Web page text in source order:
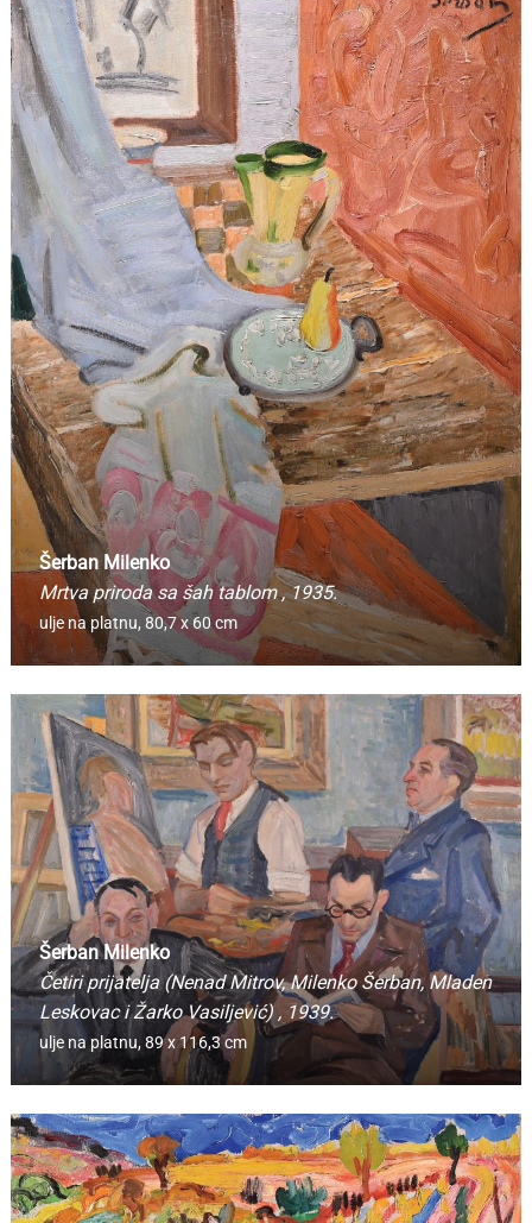
Šerban Milenko
Mrtva priroda sa šah tablom, 1935.
ulje na platnu, 80,7 x 60 cm
Šerban Milenko
Četiri prijatelja (Nenad Mitrov, Milenko Šerban, Mladen
Leskovac i Žarko Vasiljević), 1939.
ulje na platnu,89 x 116,3 cm